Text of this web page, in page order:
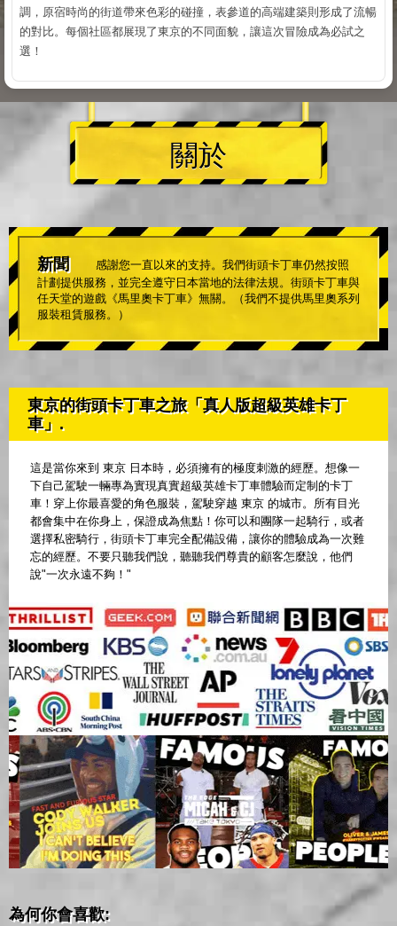
調，原宿時尚的街道帶來色彩的碰撞，表參道的高端建築則形成了流暢
的對比。每個社區都展現了東京的不同面貌，讓這次冒險成為必試之
選！
關於
新聞
感謝您一直以來的支持。我們街頭卡丁車仍然按照
計劃提供服務，並完全遵守日本當地的法律法規。街頭卡丁車與
任天堂的遊戲《馬里奧卡丁車》無關。（我們不提供馬里奧系列
服裝租賃服務。）
東京的街頭卡丁車之旅「真人版超級英雄卡丁
車」.
這是當你來到 東京 日本時，必須擁有的極度刺激的經歷。想像一
下自己駕駛一輛專為實現真實超級英雄卡丁車體驗而定制的卡丁
車！穿上你最喜愛的角色服裝，駕駛穿越 東京 的城市。所有目光
都會集中在你身上，保證成為焦點！你可以和團隊一起騎行，或者
選擇私密騎行，街頭卡丁車完全配備設備，讓你的體驗成為一次難
忘的經歷。不要只聽我們說，聽聽我們尊貴的顧客怎麼說，他們
說"一次永遠不夠！"
為何你會喜歡: